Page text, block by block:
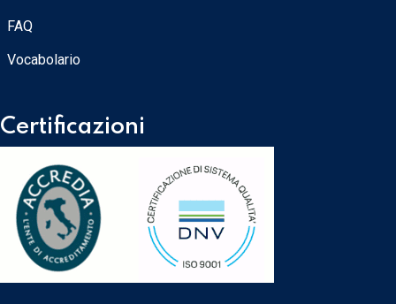
FAQ
Vocabolario
Certificazioni